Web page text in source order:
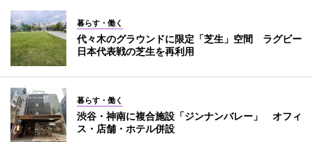
暮らす・働く
代々木のグラウンドに限定「芝生」空間 ラグビー
日本代表戦の芝生を再利用
暮らす・働く
渋谷・神南に複合施設「ジンナンバレー」 オフィ
ス・店舗・ホテル併設